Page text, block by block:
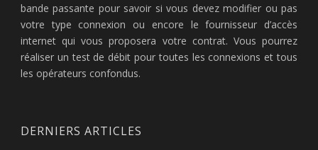
bande passante pour savoir si vous devez modifier ou pas
votre type connexion ou encore le fournisseur d’accès
internet qui vous proposera votre contrat. Vous pourrez
réaliser un test de débit pour toutes les connexions et tous
les opérateurs confondus.
DERNIERS ARTICLES